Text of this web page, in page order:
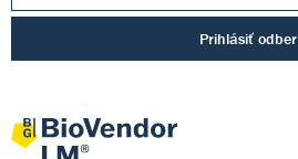
Prihlásiť odber